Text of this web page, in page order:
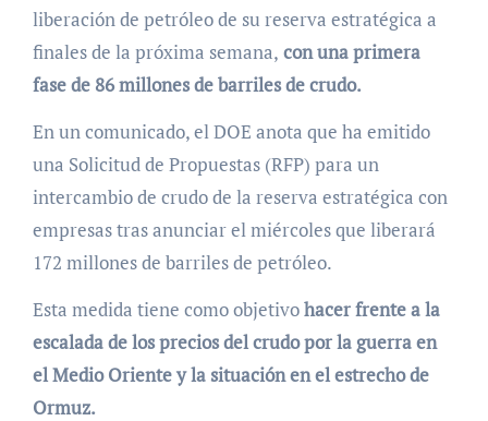
liberación de petróleo de su reserva estratégica a
finales de la próxima semana, con una primera
fase de 86 millones de barriles de crudo.
En un comunicado, el DOE anota que ha emitido
una Solicitud de Propuestas (RFP) para un
intercambio de crudo de la reserva estratégica con
empresas tras anunciar el miércoles que liberará
172 millones de barriles de petróleo.
Esta medida tiene como objetivohacer frente a la
escalada de los precios del crudo por la guerra en
el Medio Oriente y la situación en el estrecho de
Ormuz.